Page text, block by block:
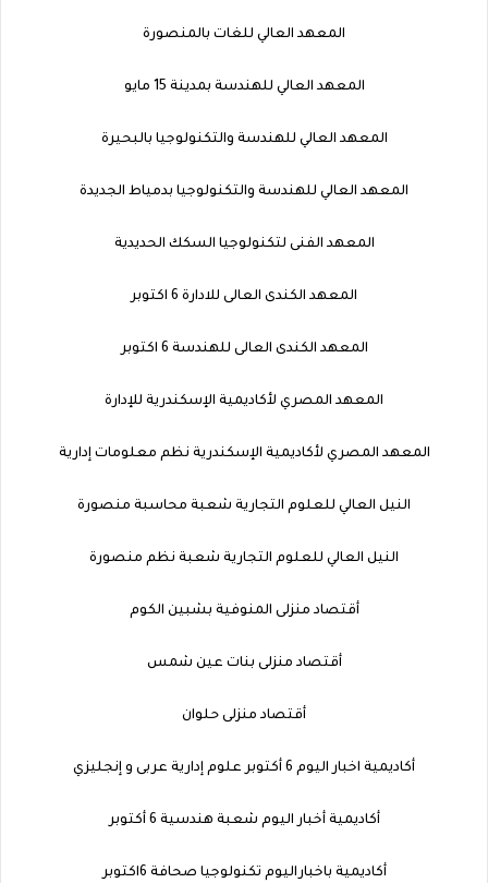
المعهد العالي للغات بالمنصورة
المعهد العالي للهندسة بمدينة 15 مايو
المعهد العالي للهندسة والتكنولوجيا بالبحيرة
المعهد العالي للهندسة والتكنولوجيا بدمياط الجديدة
المعهد الفنى لتكنولوجيا السكك الحديدية
المعهد الكندى العالى للادارة 6 اكتوبر
المعهد الكندى العالى للهندسة 6 اكتوبر
المعهد المصري لأكاديمية الإسكندرية للإدارة
المعهد المصري لأكاديمية الإسكندرية نظم معلومات إدارية
النيل العالي للعلوم التجارية شعبة محاسبة منصورة
النيل العالي للعلوم التجارية شعبة نظم منصورة
أقتصاد منزلى المنوفية بشبين الكوم
أقتصاد منزلى بنات عين شمس
أقتصاد منزلى حلوان
أكاديمية اخبار اليوم 6 أكتوبر علوم إدارية عربى و إنجليزي
أكاديمية أخبار اليوم شعبة هندسية 6 أكتوبر
أكاديمية باخباراليوم تكنولوجيا صحافة 6اكتوبر